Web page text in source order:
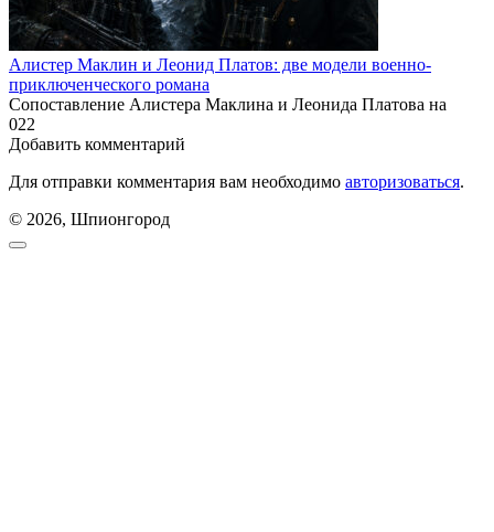
Алистер Маклин и Леонид Платов: две модели военно-
приключенческого романа
Сопоставление Алистера Маклина и Леонида Платова на
022
Добавить комментарий
Для отправки комментария вам необходимо авторизоваться.
© 2026, Шпионгород